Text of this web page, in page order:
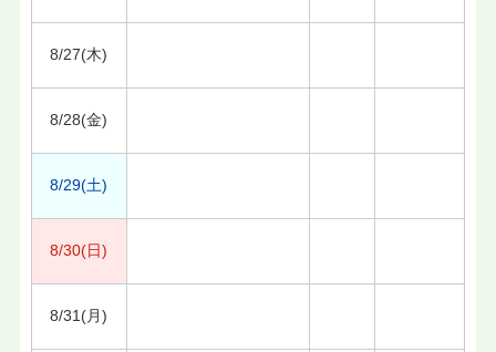
8/27(木)
8/28(金)
8/29(土)
8/30(日)
8/31(月)